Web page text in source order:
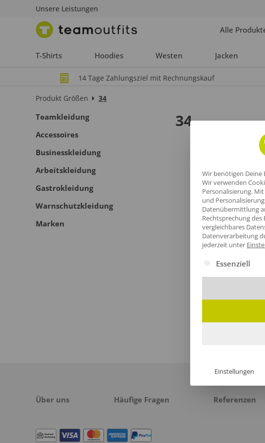
Unsere Leistungen
Alle
T-Shirts Hoodies Westen Jacken
14 Tage Zahlungsziel mit Rechnungskauf
Produkt Größen 34
Teamkleidung
Accessoires
Businesskleidung
Arbeitskleidung
Gastrokleidung
Warnschutzkleidung
Marken
34
Über uns Häufige Fragen Referenzen
Wir benötigen Deine
Wir verwenden
Personalisierung.
und
Datenübermittlung
Rechtsprechung des
vergleichbares
Datenverarbeitung
jederzeit unter
Es folgt eine
Essenziell
Einstellungen